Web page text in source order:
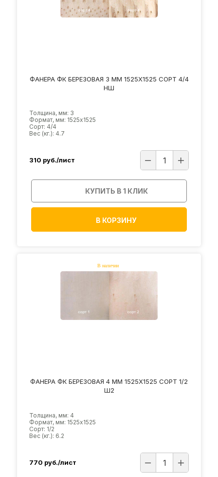
ФАНЕРА ФК БЕРЕЗОВАЯ 3 ММ 1525Х1525 СОРТ 4/4
НШ
Толщина, мм: 3
Формат, мм: 1525х1525
Сорт: 4/4
Вес (кг.): 4.7
310 руб./лист
КУПИТЬ В 1 КЛИК
В КОРЗИНУ
ФАНЕРА ФК БЕРЕЗОВАЯ 4 ММ 1525Х1525 СОРТ 1/2
Ш2
Толщина, мм: 4
Формат, мм: 1525х1525
Сорт: 1/2
Вес (кг.): 6.2
770 руб./лист